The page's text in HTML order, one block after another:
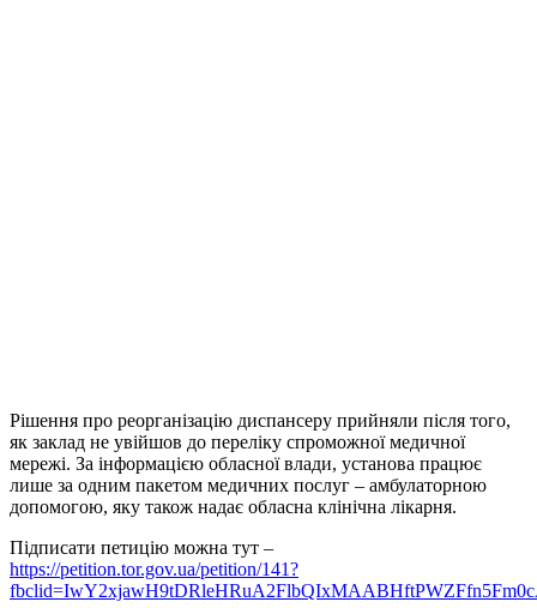
Рішення про реорганізацію диспансеру прийняли після того,
як заклад не увійшов до переліку спроможної медичної
мережі. За інформацією обласної влади, установа працює
лише за одним пакетом медичних послуг – амбулаторною
допомогою, яку також надає обласна клінічна лікарня.
Підписати петицію можна тут –
https://petition.tor.gov.ua/petition/141?